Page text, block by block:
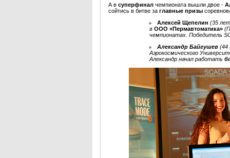
А в суперфинал чемпионата вышли двое -
сойтись в битве за главные призы
Алексей Щепелин (35
в ООО «Пермавтоматика»
чемпионатах. Победитель
Александр Байгушев (44
Аэрокосмического
Александр начал работать